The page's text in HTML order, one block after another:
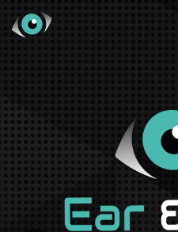
contenu